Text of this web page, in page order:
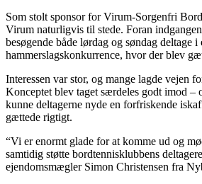
Som stolt sponsor for Virum-Sorgenfri
Virum naturligvis til stede. Foran
besøgende både lørdag og søndag deltage
hammerslagskonkurrence, hvor der blev
Interessen var stor, og mange lagde vejen
Konceptet blev taget særdeles godt imod –
kunne deltagerne nyde en forfriskende
gættede rigtigt.
“Vi er enormt glade for at komme ud og
samtidig støtte bordtennisklubbens
ejendomsmægler Simon Christensen fra